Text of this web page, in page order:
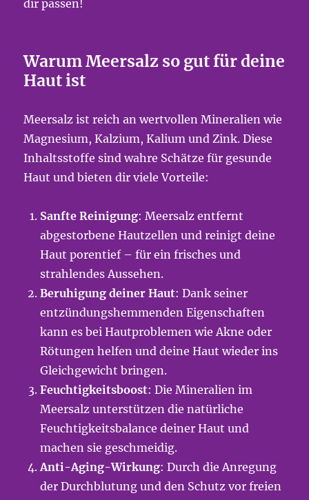
dir passen!
Warum Meersalz so gut für deine
Haut ist
Meersalz ist reich an wertvollen Mineralien wie
Magnesium, Kalzium, Kalium und Zink. Diese
Inhaltsstoffe sind wahre Schätze für gesunde
Haut und bieten dir viele Vorteile:
Sanfte Reinigung: Meersalz entfernt
abgestorbene Hautzellen und reinigt deine
Haut porentief – für ein frisches und
strahlendes Aussehen.
Beruhigung deiner Haut: Dank seiner
entzündungshemmenden Eigenschaften
kann es bei Hautproblemen wie Akne oder
Rötungen helfen und deine Haut wieder ins
Gleichgewicht bringen.
Feuchtigkeitsboost: Die Mineralien im
Meersalz unterstützen die natürliche
Feuchtigkeitsbalance deiner Haut und
machen sie geschmeidig.
Anti-Aging-Wirkung: Durch die Anregung
der Durchblutung und den Schutz vor freien